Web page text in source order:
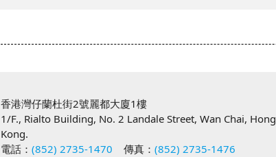
香港灣仔蘭杜街2號麗都大廈1樓
1/F., Rialto Building, No. 2 Landale Street, Wan Chai, Hong
Kong.
電話：(852) 2735-1470 傳真：(852) 2735-1476